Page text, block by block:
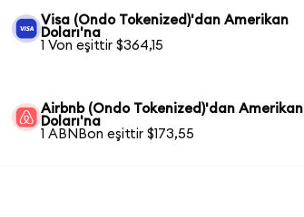
Visa (Ondo Tokenized)'dan Amerikan
Doları'na
1 Von eşittir $364,15
Airbnb (Ondo Tokenized)'dan Amerikan
Doları'na
1 ABNBon eşittir $173,55